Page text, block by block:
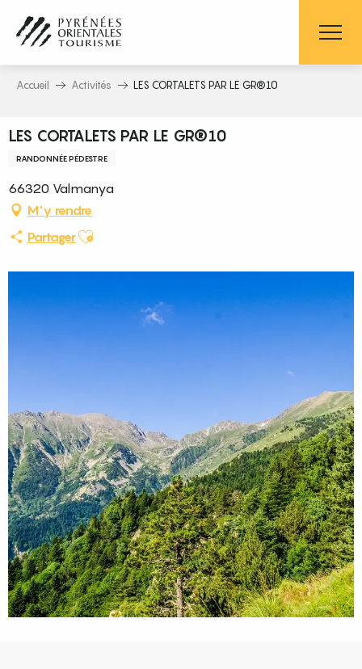
contenu
principal
Accueil Activités LES CORTALETS PAR LE GR®10
LES CORTALETS PAR LE GR®10
RANDONNÉE PÉDESTRE
66320 Valmanya
M'y rendre
PartagerAjouter aux favoris